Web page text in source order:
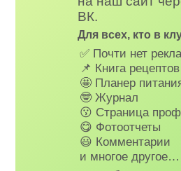
ВК.
Для всех, кто в
✅ Почти нет
📌 Книга рецептов
🤩 Планер
🤓 Журнал
😗 Страница
😋 Фотоотчеты
😃 Комментарии
и многое другое…